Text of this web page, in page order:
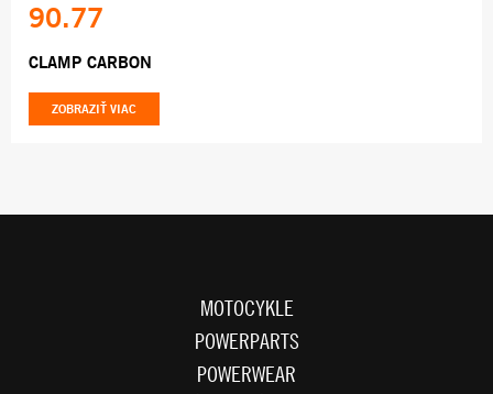
90.77
CLAMP CARBON
ZOBRAZIŤ VIAC
MOTOCYKLE
POWERPARTS
POWERWEAR